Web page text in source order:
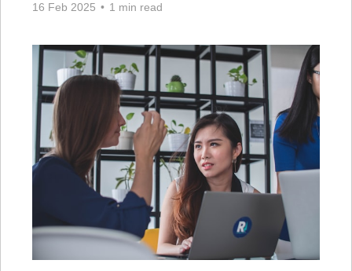
16 Feb 2025 • 1 min read